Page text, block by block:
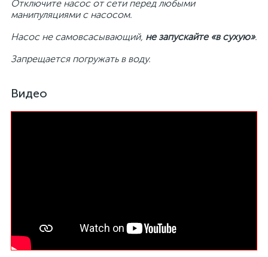
Отключите насос от сети перед любыми
манипуляциями с насосом.
Насос не самовсасывающий, не запускайте «в сухую».
Запрещается погружать в воду.
Видео